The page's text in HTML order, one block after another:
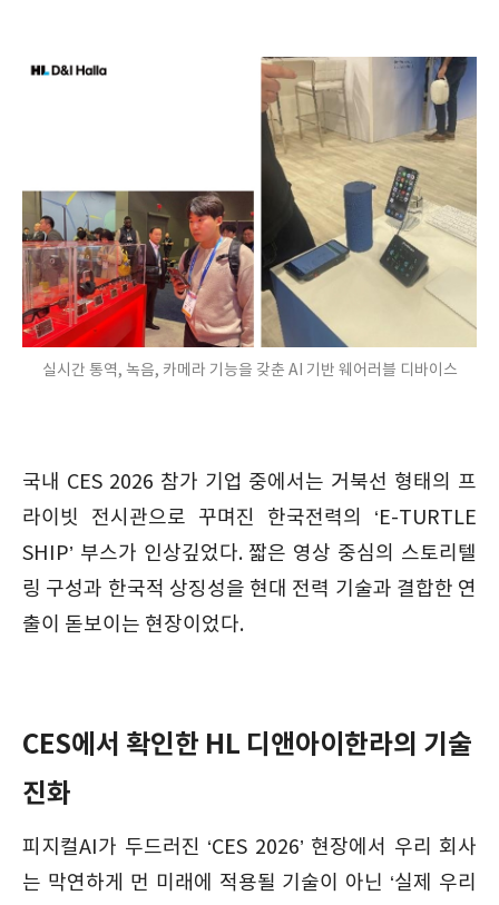
실시간 통역, 녹음, 카메라 기능을 갖춘 AI 기반 웨어러블 디바이스
국내 CES 2026 참가 기업 중에서는 거북선 형태의 프
라이빗 전시관으로 꾸며진 한국전력의 ‘E-TURTLE
SHIP’ 부스가 인상깊었다. 짧은 영상 중심의 스토리텔
링 구성과 한국적 상징성을 현대 전력 기술과 결합한 연
출이 돋보이는 현장이었다.
CES에서 확인한 HL 디앤아이한라의 기술
진화
피지컬AI가 두드러진 ‘CES 2026’ 현장에서 우리 회사
는 막연하게 먼 미래에 적용될 기술이 아닌 ‘실제 우리